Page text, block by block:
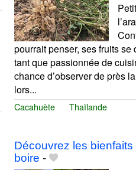
pourrait penser, ses fruits
tant que passionnée de
chance d’observer de près
lors...
Cacahuète Thaïlande
Découvrez les
boire -